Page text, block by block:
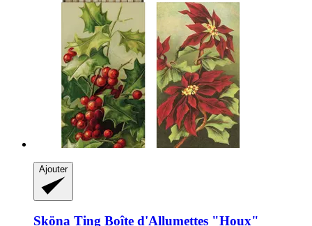
Ajouter
Sköna Ting Boîte d'Allumettes "Houx"